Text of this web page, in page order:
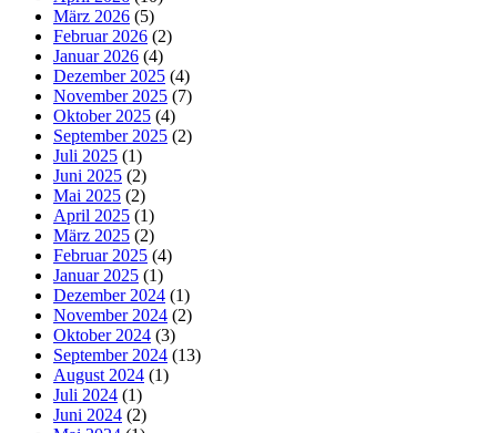
März 2026 (5)
Februar 2026 (2)
Januar 2026 (4)
Dezember 2025 (4)
November 2025 (7)
Oktober 2025 (4)
September 2025 (2)
Juli 2025 (1)
Juni 2025 (2)
Mai 2025 (2)
April 2025 (1)
März 2025 (2)
Februar 2025 (4)
Januar 2025 (1)
Dezember 2024 (1)
November 2024 (2)
Oktober 2024 (3)
September 2024 (13)
August 2024 (1)
Juli 2024 (1)
Juni 2024 (2)